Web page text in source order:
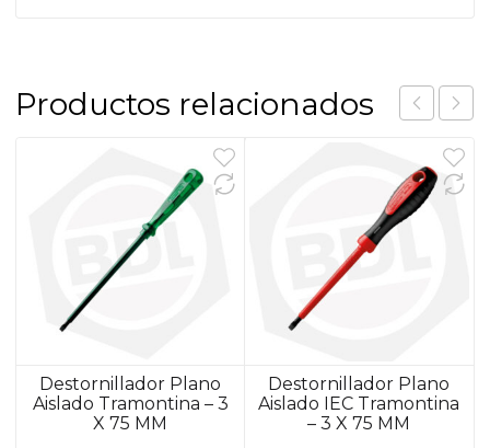
Productos relacionados
Destornillador Plano
Aislado Tramontina – 3
X 75 MM
Destornillador Plano
Aislado IEC Tramontina
– 3 X 75 MM